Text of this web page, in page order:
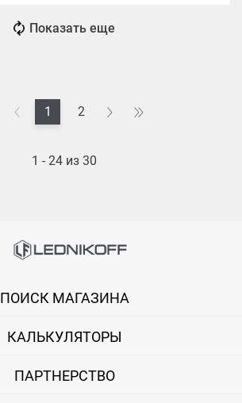
Показать еще
1 2
1 - 24 из 30
ПОИСК МАГАЗИНА
КАЛЬКУЛЯТОРЫ
ПАРТНЕРСТВО